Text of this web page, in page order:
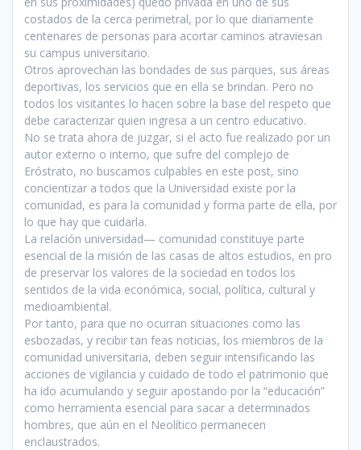
costados de la cerca perimetral, por lo que diariamente
centenares de personas para acortar caminos atraviesan
su campus universitario.
Otros aprovechan las bondades de sus parques, sus áreas
deportivas, los servicios que en ella se brindan. Pero no
todos los visitantes lo hacen sobre la base del respeto que
debe caracterizar quien ingresa a un centro educativo.
No se trata ahora de juzgar, si el acto fue realizado por un
autor externo o interno, que sufre del complejo de
Eróstrato, no buscamos culpables en este post, sino
concientizar a todos que la Universidad existe por la
comunidad, es para la comunidad y forma parte de ella, por
lo que hay que cuidarla.
La relación universidad— comunidad constituye parte
esencial de la misión de las casas de altos estudios, en pro
de preservar los valores de la sociedad en todos los
sentidos de la vida económica, social, política, cultural y
medioambiental.
Por tanto, para que no ocurran situaciones como las
esbozadas, y recibir tan feas noticias, los miembros de la
comunidad universitaria, deben seguir intensificando las
acciones de vigilancia y cuidado de todo el patrimonio que
ha ido acumulando y seguir apostando por la “educación”
como herramienta esencial para sacar a determinados
hombres, que aún en el Neolítico permanecen
enclaustrados.